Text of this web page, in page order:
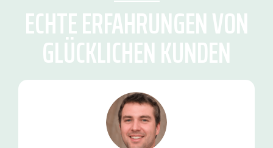
ECHTE ERFAHRUNGEN VON
GLÜCKLICHEN KUNDEN